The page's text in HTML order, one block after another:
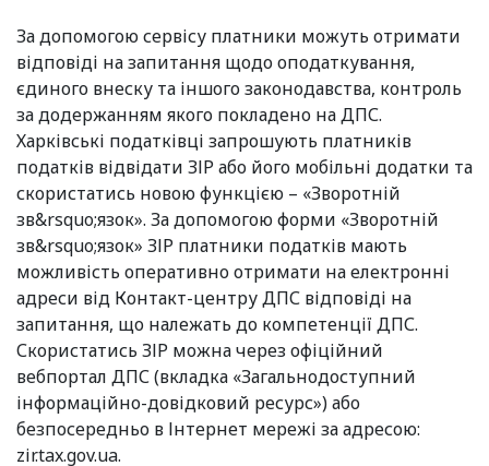
За допомогою сервісу платники можуть отримати
відповіді на запитання щодо оподаткування,
єдиного внеску та іншого законодавства, контроль
за додержанням якого покладено на ДПС.
Харківські податківці запрошують платників
податків відвідати ЗІР або його мобільні додатки та
скористатись новою функцією – «Зворотній
зв&rsquo;язок». За допомогою форми «Зворотній
зв&rsquo;язок» ЗІР платники податків мають
можливість оперативно отримати на електронні
адреси від Контакт-центру ДПС відповіді на
запитання, що належать до компетенції ДПС.
Скористатись ЗІР можна через офіційний
вебпортал ДПС (вкладка «Загальнодоступний
інформаційно-довідковий ресурс») або
безпосередньо в Інтернет мережі за адресою:
zir.tax.gov.ua.